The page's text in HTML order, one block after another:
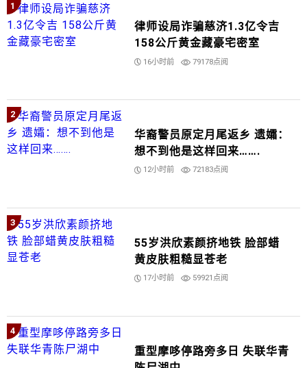
1
律师设局诈骗慈济1.3亿令吉
158公斤黄金藏豪宅密室
16小时前 79178点阅
2
华裔警员原定月尾返乡 遗孀：
想不到他是这样回来…….
12小时前 72183点阅
3
55岁洪欣素颜挤地铁 脸部蜡
黄皮肤粗糙显苍老
17小时前 59921点阅
4
重型摩哆停路旁多日 失联华青